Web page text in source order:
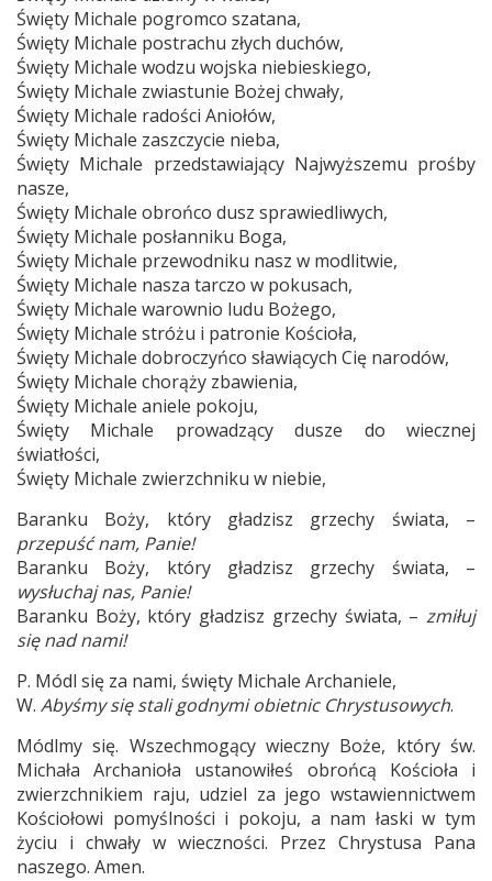
Święty Michale pogromco szatana,
Święty Michale postrachu złych duchów,
Święty Michale wodzu wojska niebieskiego,
Święty Michale zwiastunie Bożej chwały,
Święty Michale radości Aniołów,
Święty Michale zaszczycie nieba,
Święty Michale przedstawiający Najwyższemu prośby
nasze,
Święty Michale obrońco dusz sprawiedliwych,
Święty Michale posłanniku Boga,
Święty Michale przewodniku nasz w modlitwie,
Święty Michale nasza tarczo w pokusach,
Święty Michale warownio ludu Bożego,
Święty Michale stróżu i patronie Kościoła,
Święty Michale dobroczyńco sławiących Cię narodów,
Święty Michale chorąży zbawienia,
Święty Michale aniele pokoju,
Święty Michale prowadzący dusze do wiecznej
światłości,
Święty Michale zwierzchniku w niebie,
Baranku Boży, który gładzisz grzechy świata, –
przepuść nam, Panie!
Baranku Boży, który gładzisz grzechy świata, –
wysłuchaj nas, Panie!
Baranku Boży, który gładzisz grzechy świata, – zmiłuj
się nad nami!
P. Módl się za nami, święty Michale Archaniele,
W. Abyśmy się stali godnymi obietnic Chrystusowych.
Módlmy się. Wszechmogący wieczny Boże, który św.
Michała Archanioła ustanowiłeś obrońcą Kościoła i
zwierzchnikiem raju, udziel za jego wstawiennictwem
Kościołowi pomyślności i pokoju, a nam łaski w tym
życiu i chwały w wieczności. Przez Chrystusa Pana
naszego. Amen.